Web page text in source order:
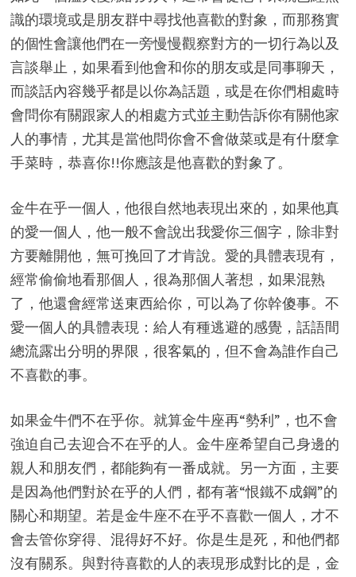
識的環境或是朋友群中尋找他喜歡的對象，而那務實
的個性會讓他們在一旁慢慢觀察對方的一切行為以及
言談舉止，如果看到他會和你的朋友或是同事聊天，
而談話內容幾乎都是以你為話題，或是在你們相處時
會問你有關跟家人的相處方式並主動告訴你有關他家
人的事情，尤其是當他問你會不會做菜或是有什麼拿
手菜時，恭喜你!!你應該是他喜歡的對象了。
金牛在乎一個人，他很自然地表現出來的，如果他真
的愛一個人，他一般不會說出我愛你三個字，除非對
方要離開他，無可挽回了才肯說。愛的具體表現有，
經常偷偷地看那個人，很為那個人著想，如果混熟
了，他還會經常送東西給你，可以為了你幹傻事。不
愛一個人的具體表現：給人有種逃避的感覺，話語間
總流露出分明的界限，很客氣的，但不會為誰作自己
不喜歡的事。
如果金牛們不在乎你。就算金牛座再“勢利”，也不會
強迫自己去迎合不在乎的人。金牛座希望自己身邊的
親人和朋友們，都能夠有一番成就。另一方面，主要
是因為他們對於在乎的人們，都有著“恨鐵不成鋼”的
關心和期望。若是金牛座不在乎不喜歡一個人，才不
會去管你穿得、混得好不好。你是生是死，和他們都
沒有關系。與對待喜歡的人的表現形成對比的是，金